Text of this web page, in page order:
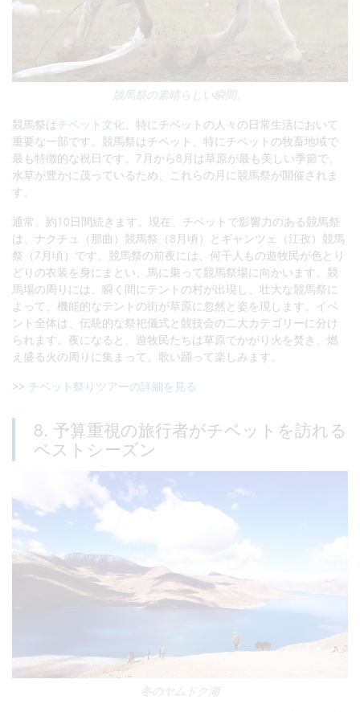
競馬祭の素晴らしい瞬間。
競馬祭はチベット文化、特にチベットの人々の日常生活において
重要な一部です。競馬祭はチベット、特にチベットの牧畜地域で
最も特徴的な祝日です。7月から8月は草原が最も美しい季節で、
水草が豊かに茂っているため、これらの月に競馬祭が開催されま
す。
通常、約10日間続きます。現在、チベットで影響力のある競馬祭
は、ナクチュ（那曲）競馬祭（8月頃）とギャンツェ（江孜）競馬
祭（7月頃）です。競馬祭の前夜には、何千人もの遊牧民が色とり
どりの衣装を身にまとい、馬に乗って競馬祭場に向かいます。競
馬場の周りには、瞬く間にテントの村が出現し、壮大な競馬祭に
よって、機能的なテントの街が草原に忽然と姿を現します。イベ
ント全体は、伝統的な祭祀儀式と競技会の二大カテゴリーに分け
られます。夜になると、遊牧民たちは草原でかがり火を焚き、燃
え盛る火の周りに集まって、歌い踊って楽しみます。
>> チベット祭りツアーの詳細を見る
8. 予算重視の旅行者がチベットを訪れる
ベストシーズン
冬のヤムドク湖